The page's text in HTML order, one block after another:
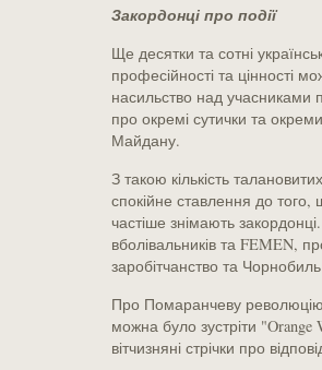
Закордонці про події
Ще десятки та сотні
професійності та цінності
насильство над учасниками
про окремі сутички та
Майдану.
З такою кількість
спокійне ставлення до
частіше знімають
вболівальників та FEMEN,
заробітчанство та
Про Помаранчеву революцію
можна було зустріти "Orange
вітчизняні стрічки про